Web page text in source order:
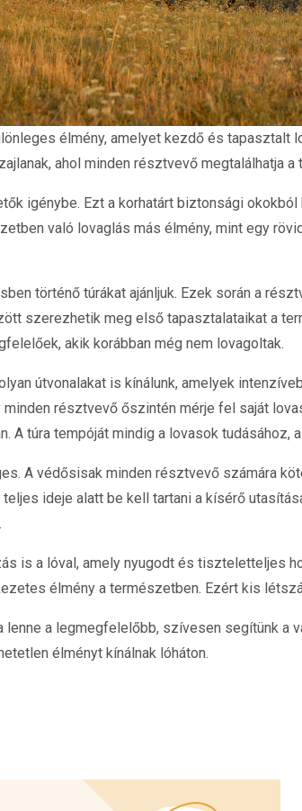
élmény, amelyet kezdő és tapasztalt
ahol minden résztvevő megtalálhatja
igénybe. Ezt a korhatárt biztonsági
való lovaglás más élmény, mint egy
történő túrákat ajánljuk. Ezek során a
szerezhetik meg első tapasztalataikat a
akik korábban még nem lovagoltak.
útvonalakat is kínálunk, amelyek
résztvevő őszintén mérje fel saját
A túra tempóját mindig a lovasok
A védősisak minden résztvevő számára
ideje alatt be kell tartani a kísérő
is a lóval, amely nyugodt és tiszteletteljes
élmény a természetben. Ezért kis
lenne a legmegfelelőbb, szívesen segítünk
élményt kínálnak lóháton.